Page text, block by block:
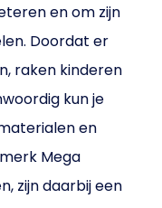
en om zijn
Doordat er
raken kinderen
kun je
en
Mega
zijn daarbij een